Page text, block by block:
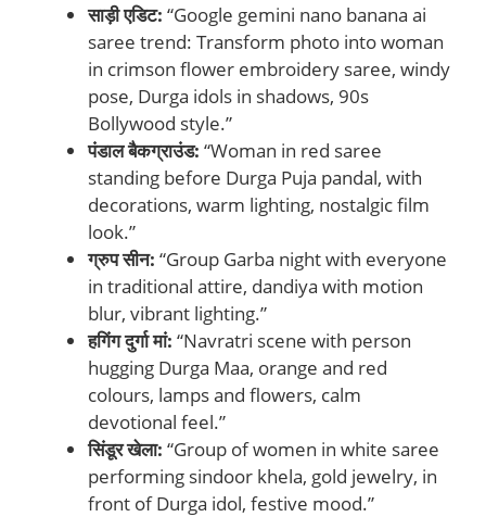
साड़ी एडिट: “Google gemini nano banana ai
saree trend: Transform photo into woman
in crimson flower embroidery saree, windy
pose, Durga idols in shadows, 90s
Bollywood style.”
पंडाल बैकग्राउंड: “Woman in red saree
standing before Durga Puja pandal, with
decorations, warm lighting, nostalgic film
look.”
ग्रुप सीन: “Group Garba night with everyone
in traditional attire, dandiya with motion
blur, vibrant lighting.”
हगिंग दुर्गा मां: “Navratri scene with person
hugging Durga Maa, orange and red
colours, lamps and flowers, calm
devotional feel.”
सिंडूर खेला: “Group of women in white saree
performing sindoor khela, gold jewelry, in
front of Durga idol, festive mood.”